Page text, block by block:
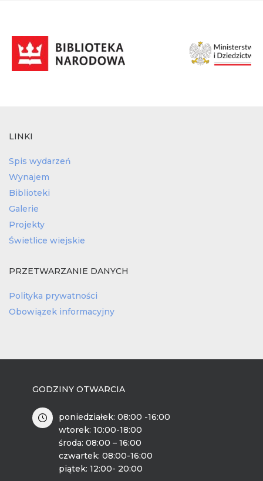
LINKI
Spis wydarzeń
Wynajem
Biblioteki
Galerie
Projekty
Świetlice wiejskie
PRZETWARZANIE DANYCH
Polityka prywatności
Obowiązek informacyjny
GODZINY OTWARCIA
poniedziałek: 08:00 -16:00
wtorek: 10:00-18:00
środa: 08:00 – 16:00
czwartek: 08:00-16:00
piątek: 12:00- 20:00